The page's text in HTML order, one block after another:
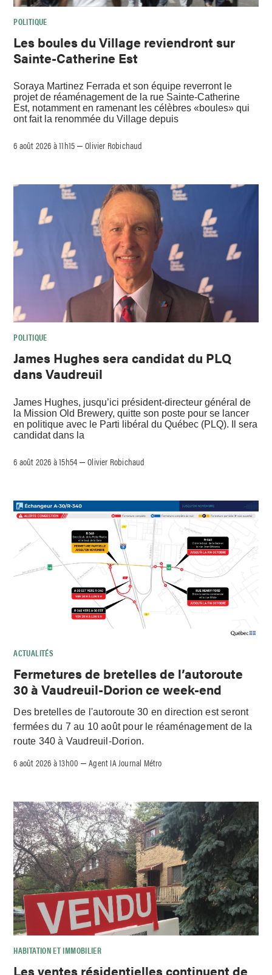
POLITIQUE
Les boules du Village reviendront sur
Sainte-Catherine Est
Soraya Martinez Ferrada et son équipe reverront le
projet de réaménagement de la rue Sainte-Catherine
Est, notamment en ramenant les célèbres «boules» qui
ont fait la renommée du Village depuis
6 août 2026 à 11h15 –Olivier Robichaud
POLITIQUE
James Hughes sera candidat du PLQ
dans Vaudreuil
James Hughes, jusqu’ici président-directeur général de
la Mission Old Brewery, quitte son poste pour se lancer
en politique avec le Parti libéral du Québec (PLQ). Il sera
candidat dans la
6 août 2026 à 15h54 –Olivier Robichaud
ACTUALITÉS
Fermetures de bretelles de l’autoroute
30 à Vaudreuil-Dorion ce week-end
Des bretelles de l'autoroute 30 en direction est seront
fermées du 7 au 10 août pour le réaménagement de la
route 340 à Vaudreuil-Dorion.
6 août 2026 à 13h00 –Agent IA Journal Métro
HABITATION ET IMMOBILIER
Les ventes résidentielles continuent de